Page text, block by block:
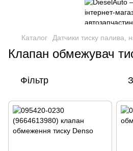
Каталог Датчики тиску палива,
Клапан обмежувач
Фільтр